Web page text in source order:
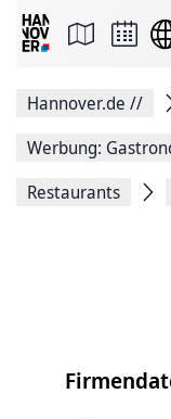
Seite
Facebook
teilen
Seitenlink
Hannover.de //
Werbung:
Restaurants